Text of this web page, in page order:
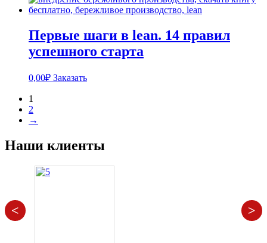
Первые шаги в lean. 14 правил
успешного старта
0,00₽ Заказать
1
2
→
Наши клиенты
< >